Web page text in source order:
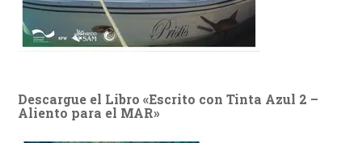
Descargue el Libro «Escrito con Tinta Azul 2 –
Aliento para el MAR»